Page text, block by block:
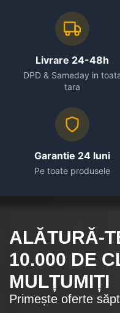
Livrare 24-48h
DPD & Sameday in
tara
Garantie 24 luni
Pe toate produsele
ALĂTURĂ-
10.000 DE
MULȚUMIȚI
Primește oferte